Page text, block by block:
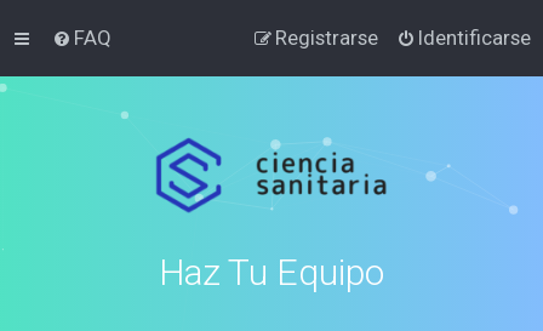
FAQ Identificarse
Registrarse
Haz Tu Equipo